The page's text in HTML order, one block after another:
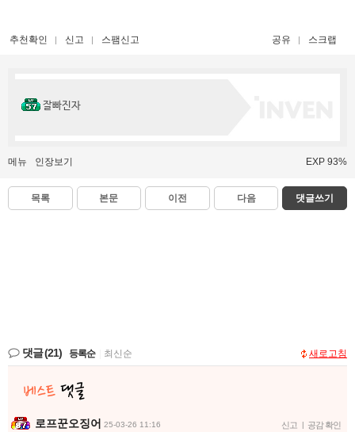
추천확인 신고 스팸신고 공유 스크랩
잘빠진자
메뉴 인장보기 EXP 93%
목록 본문 이전 다음 댓글쓰기
댓글(21) 등록순 최신순 새로고침
로프꾼오징어 25-03-26 11:16 신고 | 공감 확인